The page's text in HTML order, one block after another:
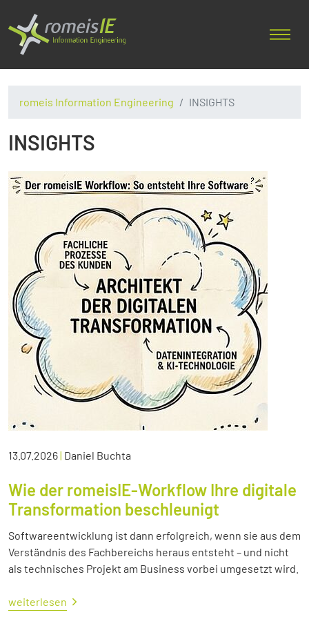
romeis Information Engineering INSIGHTS
INSIGHTS
13.07.2026| Daniel Buchta
Wie der romeisIE-Workflow Ihre digitale
Transformation beschleunigt
Softwareentwicklung ist dann erfolgreich, wenn sie aus dem
Verständnis des Fachbereichs heraus entsteht – und nicht
als technisches Projekt am Business vorbei umgesetzt wird.
weiterlesen